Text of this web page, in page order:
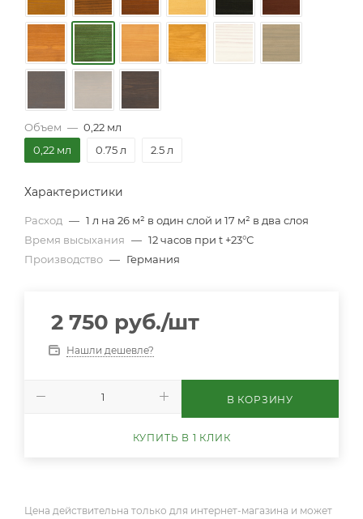
Объем — 0,22 мл
0,22 мл
0.75 л 2.5 л
Характеристики
Расход — 1 л на 26 м² в один слой и 17 м² в два слоя
Время высыхания — 12 часов при t +23°С
Производство — Германия
2 750 руб./шт
Нашли дешевле?
В КОРЗИНУ
КУПИТЬ В 1 КЛИК
Цена действительна только для интернет-магазина и может